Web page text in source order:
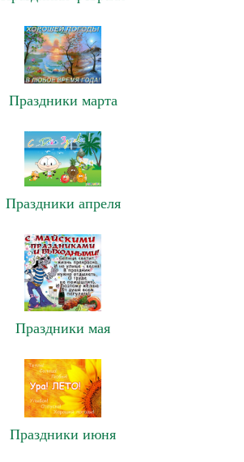
Праздники марта
Праздники апреля
Праздники мая
Праздники июня